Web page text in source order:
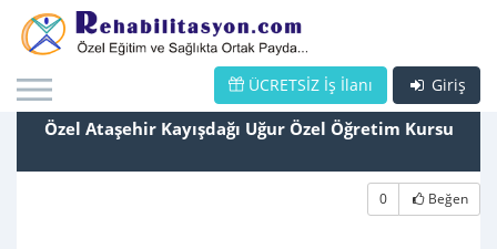
Giriş
ÜCRETSİZ İş İlanı
Özel Ataşehir Kayışdağı Uğur Özel Öğretim Kursu
0 Beğen